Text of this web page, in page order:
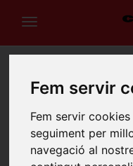
Fem servir
Fem servir
seguiment per
navegació al
Portada Recintes
LA PERA
La Pera